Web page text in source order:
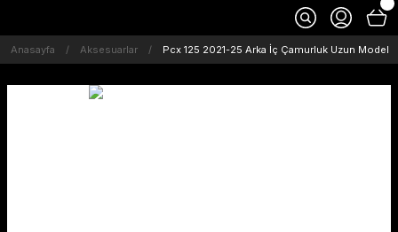
Anasayfa Aksesuarlar Pcx 125 2021-25 Arka İç Çamurluk Uzun Model